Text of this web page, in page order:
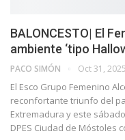
BALONCESTO| El
ambiente ‘tipo
PACO SIMÓN Oct 31, 2025
El Esco Grupo Femenino
reconfortante triunfo del
Extremadura y este
DPES Ciudad de Móstoles